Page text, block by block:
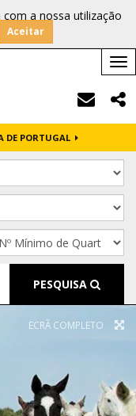
a nossa utilização
Aceitar
DE PORTUGAL
PESQUISA
ECRÃ COMPLETO